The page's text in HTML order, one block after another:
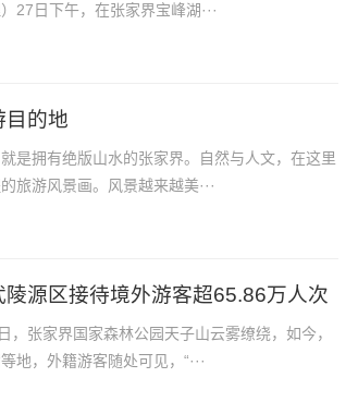
27日下午，在张家界宝峰湖···
目的地
是拥有绝版山水的张家界。自然与人文，在这里
旅游风景画。风景越来越美···
源区接待境外游客超65.86万人次
张家界国家森林公园天子山云雾缭绕，如今，
地，外籍游客随处可见，“···